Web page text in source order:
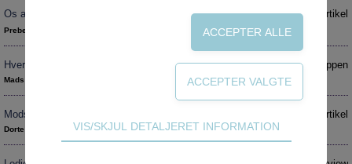
Den kommunale ungeindsats
Misbrug
Data og dialog
Borgeren i centrum
Os alle – eller os og dem?
Preben Brandt
Artikel
Hverdagens helte
Mads Jensen
Under luppen
Modstandsformer i jobcentret
Dorte Caswell
Artikel
Teknisk
Tekniske cookies er nødvendige for hjemmesidens
VIS/SKJUL DETALJERET INFORMATION